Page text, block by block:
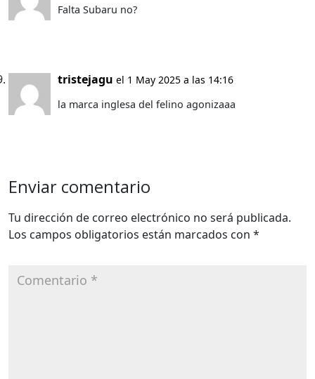
Falta Subaru no?
tristejagu el 1 May 2025 a las 14:16
la marca inglesa del felino agonizaaa
Enviar comentario
Tu dirección de correo electrónico no será publicada.
Los campos obligatorios están marcados con *